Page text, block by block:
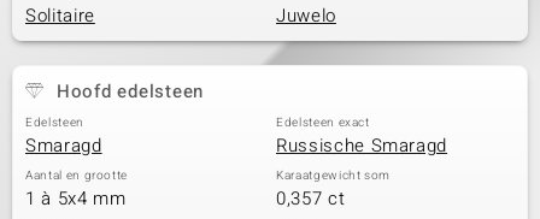
Solitaire Juwelo
Hoofd edelsteen
Edelsteen
Smaragd
Edelsteen exact
Russische Smaragd
Aantal en grootte
1 à 5x4 mm
Karaatgewicht som
0,357 ct